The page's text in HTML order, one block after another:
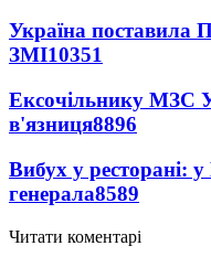
Україна поставила
ЗМІ10351
Ексочільнику МЗС
в'язниця8896
Вибух у ресторані:
генерала8589
Читати коментарі